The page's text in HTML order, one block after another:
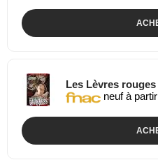
Les Lèvres
neuf à